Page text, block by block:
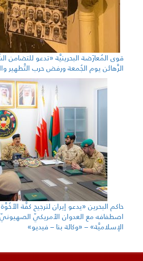
قوى المُعارَضة البحرينيَّة «تدعو للتضامن
الرَّهائن يوم الجُمعة ورفض حرب التَّطهير
حاكم البحرين «يدعو إيران لترجيح كفَّة الأخُوَّة
اصطفافه مع العدوان الأمريكيّ الصهيونيّ
الإسلاميَّة» – «وكالة بنا – فيديو»